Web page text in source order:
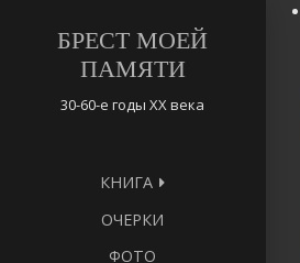
БРЕСТ МОЕЙ
ПАМЯТИ
30-60-е годы ХХ века
КНИГА
ОЧЕРКИ
ФОТО